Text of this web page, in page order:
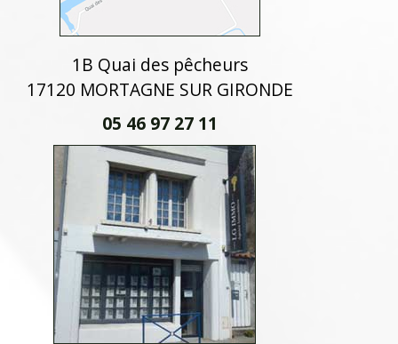
1B Quai des pêcheurs
17120 MORTAGNE SUR GIRONDE
05 46 97 27 11